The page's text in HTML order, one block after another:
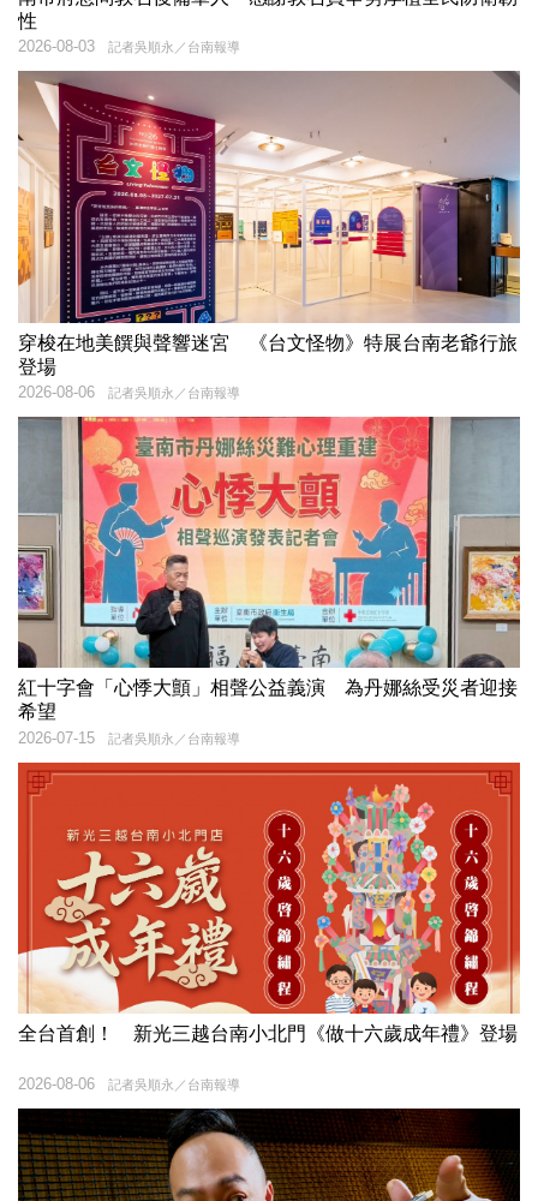
性
記者吳順永／台南報導
2026-08-03
穿梭在地美饌與聲響迷宮 《台文怪物》特展台南老爺行旅
登場
記者吳順永／台南報導
2026-08-06
紅十字會「心悸大顫」相聲公益義演 為丹娜絲受災者迎接
希望
記者吳順永／台南報導
2026-07-15
全台首創！ 新光三越台南小北門《做十六歲成年禮》登場
記者吳順永／台南報導
2026-08-06